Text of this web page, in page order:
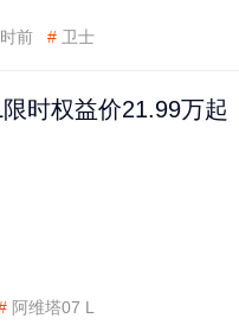
前 # 卫士
时权益价21.99万起
阿维塔07 L